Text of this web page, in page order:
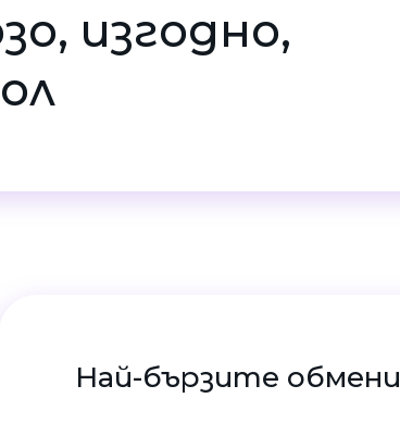
изгодно,
Най-бързите обмени